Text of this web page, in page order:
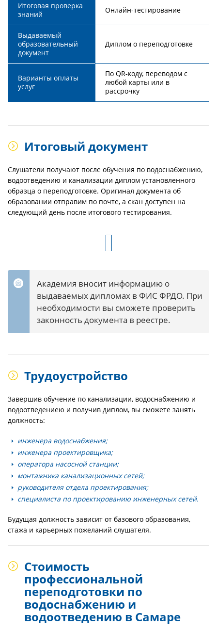
Итоговая проверка
знаний
Онлайн-тестирование
Выдаваемый
образовательный
документ
Диплом о переподготовке
Варианты оплаты
услуг
По QR-коду, переводом с
любой карты или в
рассрочку
Итоговый документ
Слушатели получают после обучения по водоснабжению,
водоотведению и канализации диплом установленного
образца о переподготовке. Оригинал документа об
образовании отправим по почте, а скан доступен на
следующий день после итогового тестирования.
Академия вносит информацию о
выдаваемых дипломах в ФИС ФРДО. При
необходимости вы сможете проверить
законность документа в реестре.
Трудоустройство
Завершив обучение по канализации, водоснабжению и
водоотведениею и получив диплом, вы сможете занять
должность:
инженера водоснабжения;
инженера проектировщика;
оператора насосной станции;
монтажника канализационных сетей;
руководителя отдела проектирования;
специалиста по проектированию инженерных сетей.
Будущая должность зависит от базового образования,
стажа и карьерных пожеланий слушателя.
Стоимость
профессиональной
переподготовки по
водоснабжению и
водоотведению в Самаре